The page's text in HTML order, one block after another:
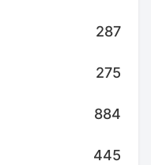
287
275
884
445